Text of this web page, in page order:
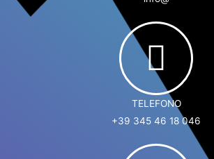
TELEFONO
+39 345 46 18 046